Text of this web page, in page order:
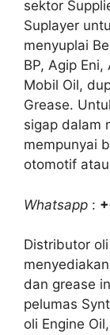
sektor
Suplayer
menyuplai
BP, Agip Eni,
Mobil Oil,
Grease.
sigap dalam
mempunyai
otomotif
Whatsapp :
Distributor
dan grease
pelumas
oli Engine